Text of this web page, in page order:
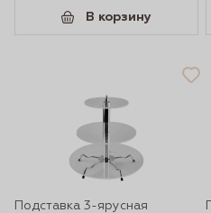
В корзину
Подставка 3-ярусная